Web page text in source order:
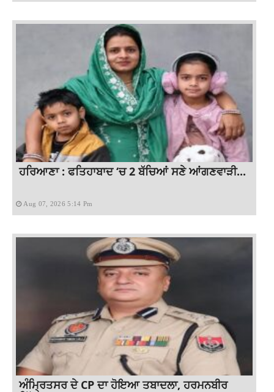
ਹਰਿਆਣਾ : ਫਤਿਹਾਬਾਦ ‘ਚ 2 ਬੱਚਿਆਂ ਸਣੇ ਆਂਗਣਵਾੜੀ...
Aug 07, 2026 5:14 Pm
ਅੰਮ੍ਰਿਤਸਰ ਦੇ CP ਦਾ ਹੋਇਆ ਤਬਾਦਲਾ, ਹਰਮਨਬੀਰ